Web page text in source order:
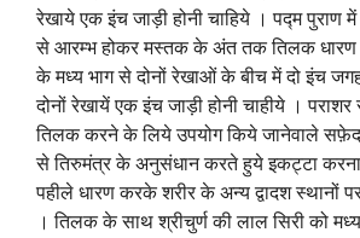
रेखाये एक इंच जाड़ी होनी चाहिये । पद्म पुराण
से आरम्भ होकर मस्तक के अंत तक तिलक धारण
के मध्य भाग से दोनों रेखाओं के बीच में दो इंच
दोनों रेखायें एक इंच जाड़ी होनी चाहीये । पराशर
तिलक करने के लिये उपयोग किये जानेवाले सफ़ेद
से तिरुमंत्र के अनुसंधान करते हुये इकट्टा
पहीले धारण करके शरीर के अन्य द्वादश स्थानों
। तिलक के साथ श्रीचुर्ण की लाल सिरी को